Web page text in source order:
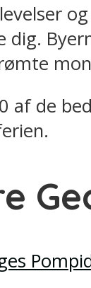
dig.
af de